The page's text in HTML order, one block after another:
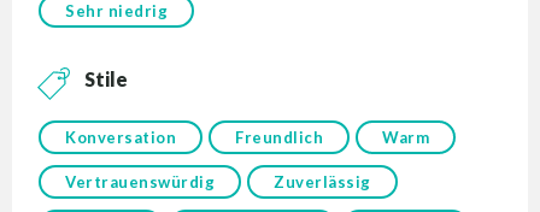
Sehr niedrig
Stile
Konversation Freundlich Warm
Vertrauenswürdig Zuverlässig